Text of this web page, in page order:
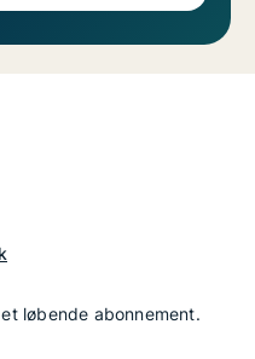
løbende abonnement.